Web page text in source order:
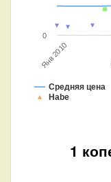
Средняя цена
Habe
Янв 2010
0
1